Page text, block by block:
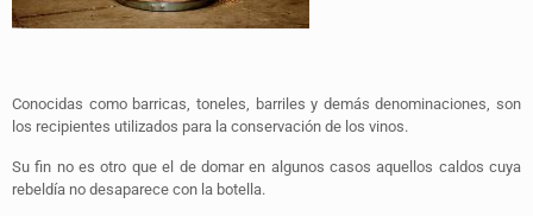
Conocidas como barricas, toneles, barriles y demás denominaciones, son
los recipientes utilizados para la conservación de los vinos.
Su fin no es otro que el de domar en algunos casos aquellos caldos cuya
rebeldía no desaparece con la botella.